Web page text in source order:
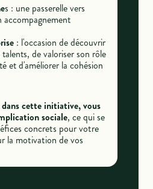
s : une passerelle vers
accompagnement
: l'occasion de découvrir
de valoriser son rôle
et d'améliorer la cohésion
dans cette initiative, vous
sociale, ce qui se
concrets pour votre
la motivation de vos